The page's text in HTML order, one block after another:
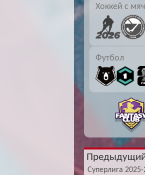
Футбол — ЛЧ
Хоккей — КХЛ
Буч: блог болельщика
Hound: блог
Хоккей с
Футбол
Суперлига 2025-